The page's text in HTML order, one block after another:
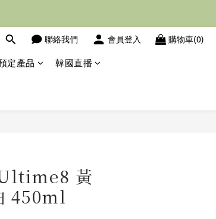
聯絡我們 會員登入 購物車(0)
定產品 韓國直播
黃
450ml